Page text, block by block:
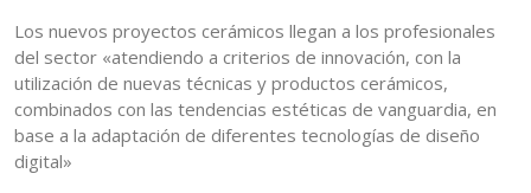
Los nuevos proyectos cerámicos llegan a los profesionales
del sector «atendiendo a criterios de innovación, con la
utilización de nuevas técnicas y productos cerámicos,
combinados con las tendencias estéticas de vanguardia, en
base a la adaptación de diferentes tecnologías de diseño
digital»